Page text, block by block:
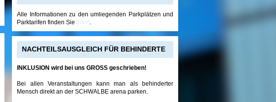
Alle Informationen zu den umliegenden Parkplätzen und
Parktarifen finden Sie [hier]
NACHTEILSAUSGLEICH FÜR BEHINDERTE
INKLUSION wird bei uns GROSS geschrieben!
Bei allen Veranstaltungen kann man als behinderter
Mensch direkt an der SCHWALBE arena parken.